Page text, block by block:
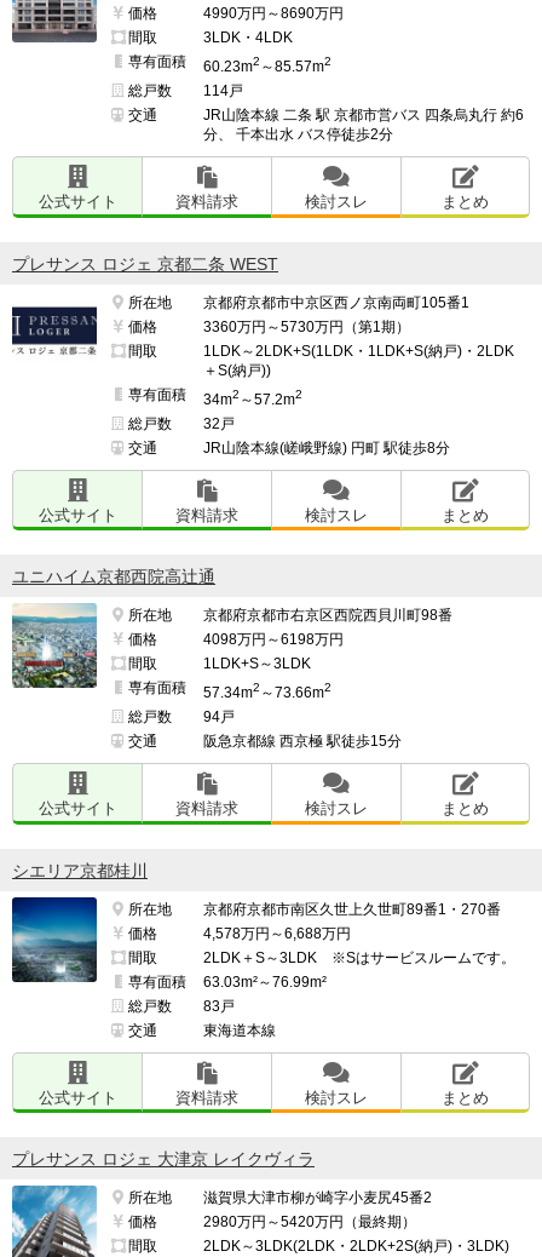
価格
4990万円～8690万円
間取
3LDK・4LDK
専有面積
60.23m2 ～85.57m2
総戸数
114戸
交通
JR山陰本線 二条 駅 京都市営バス 四条烏丸行 約6
分、 千本出水 バス停徒歩2分
公式サイト 資料請求 検討スレ まとめ
プレサンス ロジェ 京都二条 WEST
所在地
京都府京都市中京区西ノ京南両町105番1
価格
3360万円～5730万円（第1期）
間取
1LDK～2LDK+S(1LDK・1LDK+S(納戸)・2LDK
＋S(納戸))
専有面積
34m2 ～57.2m2
総戸数
32戸
交通
JR山陰本線(嵯峨野線) 円町 駅徒歩8分
公式サイト 資料請求 検討スレ まとめ
ユニハイム京都西院高辻通
所在地
京都府京都市右京区西院西貝川町98番
価格
4098万円～6198万円
間取
1LDK+S～3LDK
専有面積
57.34m2 ～73.66m2
総戸数
94戸
交通
阪急京都線 西京極 駅徒歩15分
公式サイト 資料請求 検討スレ まとめ
シエリア京都桂川
所在地
京都府京都市南区久世上久世町89番1・270番
価格
4,578万円～6,688万円
間取
2LDK＋S～3LDK ※Sはサービスルームです。
専有面積
63.03m²～76.99m²
総戸数
83戸
交通
東海道本線
公式サイト 資料請求 検討スレ まとめ
プレサンス ロジェ 大津京 レイクヴィラ
所在地
滋賀県大津市柳が崎字小麦尻45番2
価格
2980万円～5420万円（最終期）
間取
2LDK～3LDK(2LDK・2LDK+2S(納戸)・3LDK)